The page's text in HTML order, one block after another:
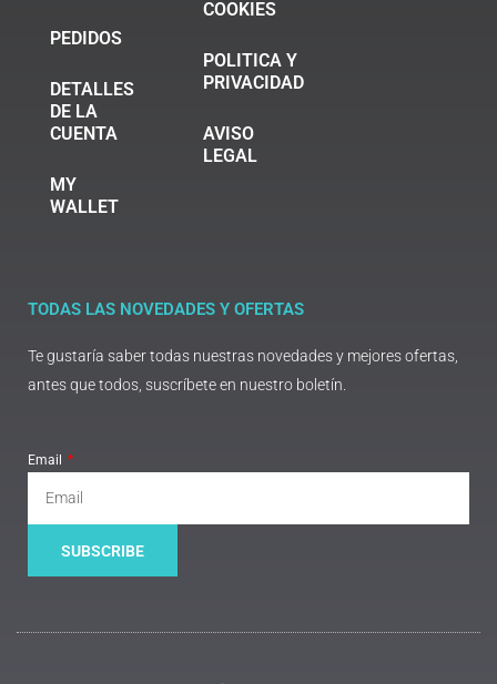
PEDIDOS
DETALLES
DE LA
CUENTA
MY
WALLET
COOKIES
POLITICA Y
PRIVACIDAD
AVISO
LEGAL
TODAS LAS NOVEDADES Y OFERTAS
Te gustaría saber todas nuestras novedades y mejores ofertas,
antes que todos, suscríbete en nuestro boletín.
Email
SUBSCRIBE